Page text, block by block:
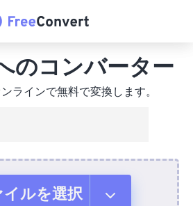
のコンバーター
ラインで無料で変換します。
イルを選択